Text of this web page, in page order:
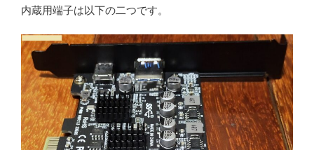
内蔵用端子は以下の二つです。